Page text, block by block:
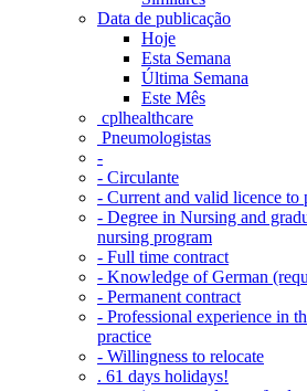
Data de publicação
Hoje
Esta Semana
Última Semana
Este Mês
‎ cplhealthcare‬
Pneumologistas
-
- Circulante
- Current and valid licence to
- Degree in Nursing and
nursing program
- Full time contract
- Knowledge of German
- Permanent contract
- Professional experience in
practice
- Willingness to relocate
. 61 days holidays!